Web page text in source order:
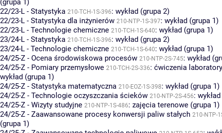
(grupa 1)
22/23-L - Statystyka 210-TCH-1S-396: wykład (grupa 2)
22/23-L - Statystyka dla inżynierów 210-NTP-1S-397: wykład (grupa 1)
22/23-L - Technologie chemiczne 210-TCH-1S-640: wykład (grupa 1)
23/24-L - Statystyka 210-TCH-1S-396: wykład (grupa 2)
23/24-L - Technologie chemiczne 210-TCH-1S-640: wykład (grupa 1)
24/25-Z - Ocena środowiskowa procesów 210-NTP-2S-745: wykład
24/25-Z - Pomiary przemysłowe 210-TCH-2S-336: ćwiczenia
wykład (grupa 1)
24/25-Z - Statystyka matematyczna 210-EOZ-1S-398: wykład (grupa 1)
24/25-Z - Technologie oczyszczania ścieków 210-NTP-2S-456:
24/25-Z - Wizyty studyjne 210-NTP-1S-486: zajęcia terenowe (grupa 1)
24/25-Z - Zaawansowane procesy konwersji paliw stałych 210-NTP-
(grupa 1)